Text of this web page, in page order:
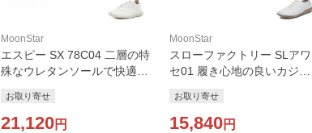
MoonStar
エスピー SX 78C04 二層の特
殊なウレタンソールで快適な
お取り寄せ
21,120円
MoonStar
スローファクトリー SLアワ
セ01 履き心地の良いカジュ
取り寄せ商品)
お取り寄せ
15,840円